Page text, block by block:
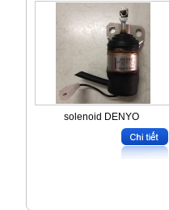
solenoid DENYO